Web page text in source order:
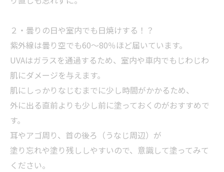
２・曇りの日や室内でも日焼けする！？
紫外線は曇り空でも60〜80％ほど届いています。
UVAはガラスを通過するため、室内や車内でもじわじわ
肌にダメージを与えます。
肌にしっかりなじむまでに少し時間がかかるため、
外に出る直前よりも少し前に塗っておくのがおすすめで
す。
耳やアゴ周り、首の後ろ（うなじ周辺）が
塗り忘れや塗り残ししやすいので、意識して塗ってみて
ください。